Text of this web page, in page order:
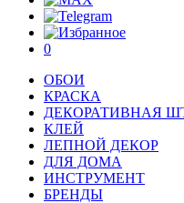
0
ОБОИ
КРАСКА
ДЕКОРАТИВНАЯ
КЛЕЙ
ЛЕПНОЙ ДЕКОР
ДЛЯ ДОМА
ИНСТРУМЕНТ
БРЕНДЫ